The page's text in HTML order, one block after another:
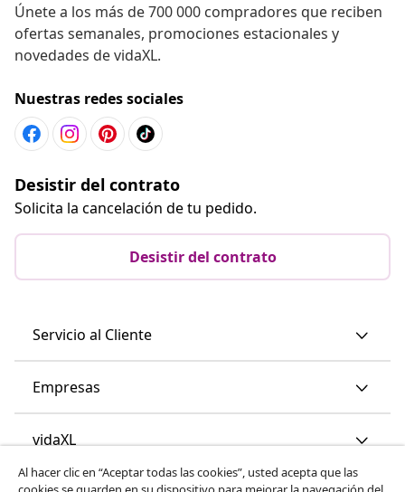
Únete a los más de 700 000 compradores que reciben
ofertas semanales, promociones estacionales y
novedades de vidaXL.
Nuestras redes sociales
Desistir del contrato
Solicita la cancelación de tu pedido.
Desistir del contrato
Servicio al Cliente
Empresas
vidaXL
Al hacer clic en “Aceptar todas las cookies”, usted acepta que las